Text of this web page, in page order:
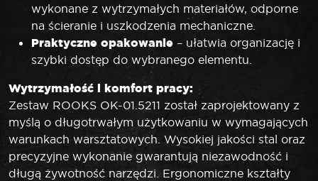
wykonane z wytrzymałych materiałów, odporne
na ścieranie i uszkodzenia mechaniczne.
Praktyczne opakowanie – ułatwia organizację i
szybki dostęp do wybranego elementu.
Wytrzymałość i komfort pracy:
Zestaw ROOKS OK-01.5211 został zaprojektowany z
myślą o długotrwałym użytkowaniu w wymagających
warunkach warsztatowych. Wysokiej jakości stal oraz
precyzyjne wykonanie gwarantują niezawodność i
długą żywotność narzędzi. Ergonomiczne kształty